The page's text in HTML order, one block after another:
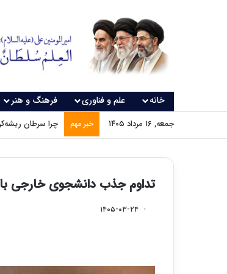
خانه علم و فناوری فرهنگ و هنر
جمعه, ۱۶ مرداد ۱۴۰۵ خبر مهم چرا سرطان
تداوم جذب دانشجوی خارجی
۱۴۰۵-۰۳-۲۴